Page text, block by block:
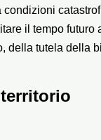
il tempo
della tutela